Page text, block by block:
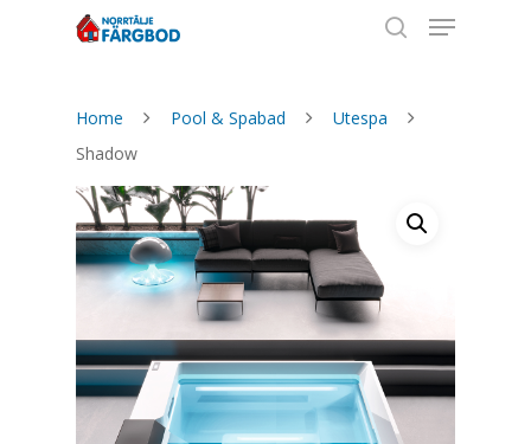
Hit enter to search or ESC to close
Home Pool & Spabad
Utespa
Shadow